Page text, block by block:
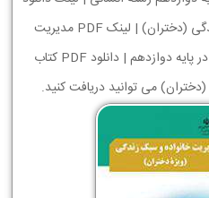
کتاب مدیریت خانواده و سبک زندگی (دختران) | لینک PDF مدیریت
خانواده و سبک زندگی (دختران) در پایه دوازدهم | دانلود PDF کتاب
می توانید دریافت کنید.